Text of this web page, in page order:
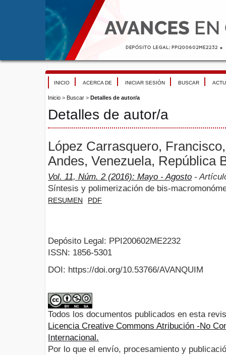
INICIO ACERCA DE INICIAR SESIÓN BUSCAR
Inicio > Buscar > Detalles de autor/a
Detalles de autor/a
López Carrasquero,
Andes, Venezuela, República
Vol. 11, Núm. 2 (2016): Mayo - Agosto -
Síntesis y polimerización de bis-
RESUMEN PDF
Depósito Legal: PPI200602ME2232
ISSN: 1856-5301
DOI: https://doi.org/10.53766/AVANQUIM
Todos los documentos publicados en esta
Licencia Creative Commons Atribución -No
Internacional.
Por lo que el envío, procesamiento y